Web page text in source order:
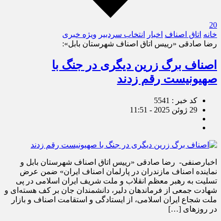
20
خانه اتاق اصناف اخبار انتخاب سردبیر ویژه خبری
رضا صادقی «رییس اتاق اصناف شهرستان بابل»:
اصناف برگ زرین دیگری در جنگ با
صهیونیست رقم زدند
کد خبر : 5541
29 ژوئن 2025 - 11:51
اخبارصنفی- ‍ رضا صادقی «رییس اتاق اصناف شهرستان بابل و
نماینده اصناف مازندران در پارلمان اصناف ایران» ضمن عرض
تسلیت به رهبر معظم انقلاب و ملت شریف ایران اسلامی در پی
شهادت جمعی از فرماندهان دلیر، دانشمندان جان‌ بر کف هسته‌ای و
ملت شجاع ایران اسلامی، از ایستادگی و استقامت اصناف و بازار
در روزهای […]